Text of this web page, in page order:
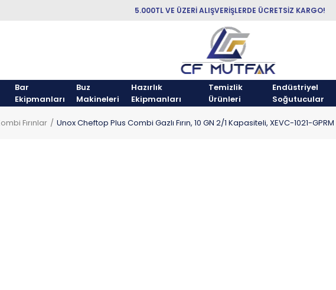
5.000TL VE ÜZERİ ALIŞVERİŞLERDE ÜCRETSİZ KARGO!
Bar
Ekipmanları
Buz
Makineleri
Hazırlık
Ekipmanları
Temizlik
Ürünleri
Endüstriyel
Soğutucular
Fırınlar Unox Cheftop Plus Combi Gazlı Fırın, 10 GN 2/1 Kapasiteli, XEVC-1021-GPRM